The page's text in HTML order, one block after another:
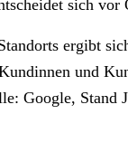
sich vor
ergibt
und
Google, Stand